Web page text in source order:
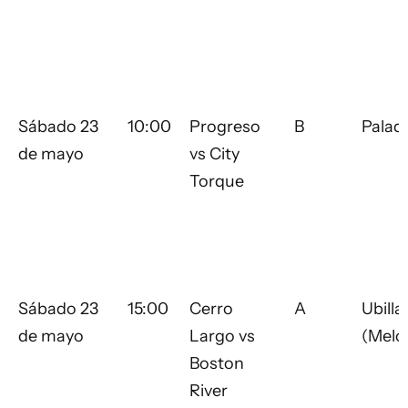
Sábado 23
de mayo
10:00
Progreso
vs City
Torque
B
Sábado 23
de mayo
15:00
Cerro
Largo vs
Boston
River
A
Ubilla